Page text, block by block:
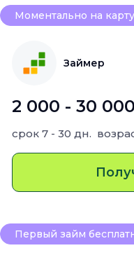
Моментально на карту
Займер
2 000 - 30
срок 7 - 30 дн.
Первый займ